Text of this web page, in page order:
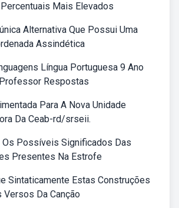
Mais Elevados
Alternativa Que Possui Uma
Assindética
Língua Portuguesa 9 Ano
Respostas
Para A Nova Unidade
Da Ceab-rd/srseii.
Os Possíveis Significados Das
Presentes Na Estrofe
Sintaticamente Estas Construções
Versos Da Canção